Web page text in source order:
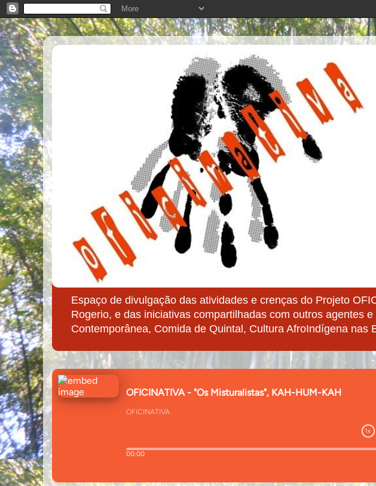
Espaço de divulgação das atividades e crenças do Projeto
Rogerio, e das iniciativas compartilhadas com outros agentes
Contemporânea, Comida de Quintal, Cultura AfroIndígena